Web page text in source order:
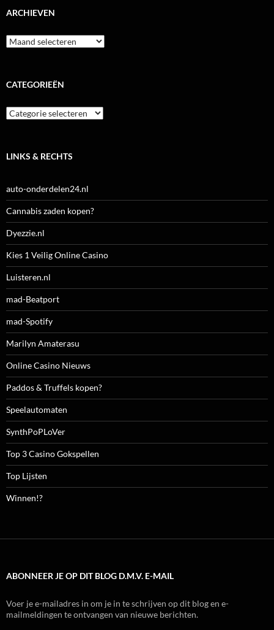
ARCHIEVEN
Archieven
CATEGORIEËN
Categorieën
LINKS & RECHTS
auto-onderdelen24.nl
Cannabis zaden kopen?
Dyezzie.nl
Kies 1 Veilig Online Casino
Luisteren.nl
mad-Beatport
mad-Spotify
Marilyn Amaterasu
Online Casino Nieuws
Paddos & Truffels kopen?
Speelautomaten
SynthPoPLoVer
Top 3 Casino Gokspellen
Top Lijsten
Winnen!?
ABONNEER JE OP DIT BLOG D.M.V. E-MAIL
Voer je e-mailadres in om je in te schrijven op dit blog en e-
mailmeldingen te ontvangen van nieuwe berichten.